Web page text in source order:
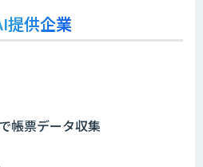
提供企業
帳票データ収集